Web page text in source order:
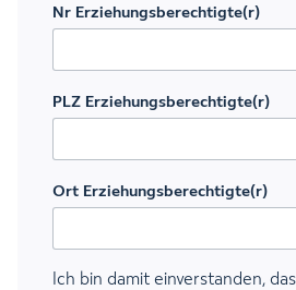
Nr Erziehungsberechtigte(r)
PLZ Erziehungsberechtigte(r)
Ort Erziehungsberechtigte(r)
Ich bin damit einverstanden,